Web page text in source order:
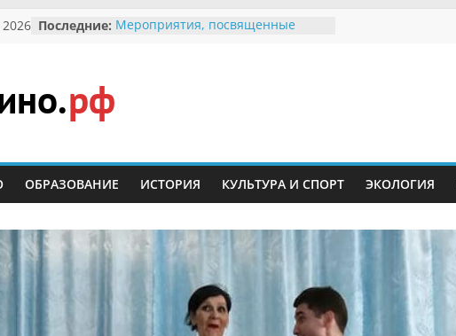
2026 Последние: Мероприятия, посвященные
Безопасность в сети Интернет
Ученики приняли участие в
мероприятии «Сохраним
В вольере Воронинского
заповедника родились крапчатые
суслики
ОБРАЗОВАНИЕ ИСТОРИЯ КУЛЬТУРА И СПОРТ ЭКОЛОГИЯ